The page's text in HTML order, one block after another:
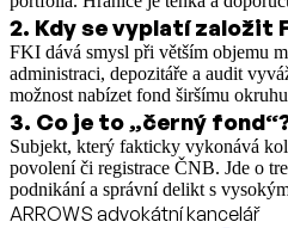
2. Kdy se vyplatí založit
FKI dává smysl při větším objemu
administraci, depozitáře a audit
možnost nabízet fond širšímu
3. Co je to „černý
Subjekt, který fakticky vykonává
povolení či registrace ČNB. Jde o
podnikání a správní delikt s
ARROWS advokátní kancelář